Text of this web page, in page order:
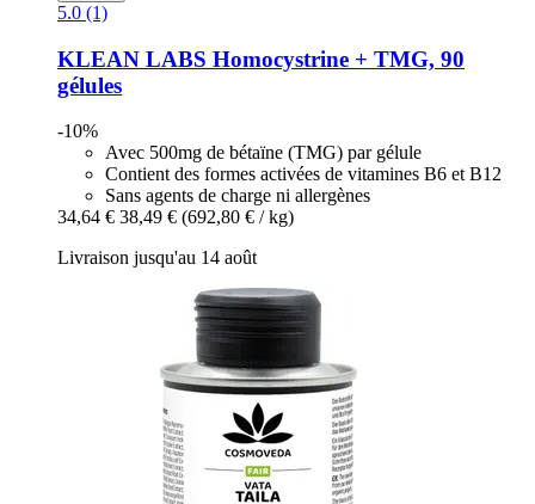
5.0 (1)
KLEAN LABS Homocystrine + TMG, 90
gélules
-10%
Avec 500mg de bétaïne (TMG) par gélule
Contient des formes activées de vitamines B6 et B12
Sans agents de charge ni allergènes
34,64 € 38,49 € (692,80 € / kg)
Livraison jusqu'au 14 août